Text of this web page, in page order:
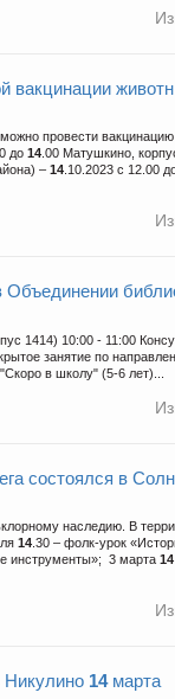
вакцинации
можно провести
до 14 .00 Матушкино,
– 14 .10.2023 с 12.00
1414) 10:00 - 11:00
занятие по
в школу" (5-6 лет)...
состоялся в
наследию. В
14 .30 – фолк-урок
инструменты»; 3 марта 14
Никулино 14марта